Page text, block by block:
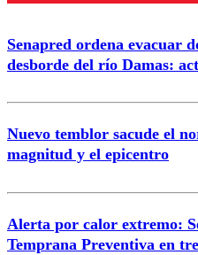
Correo
Senapred ordena evacuar
desborde del río Damas:
Nuevo temblor sacude el
magnitud y el epicentro
Alerta por calor extremo:
Temprana Preventiva en